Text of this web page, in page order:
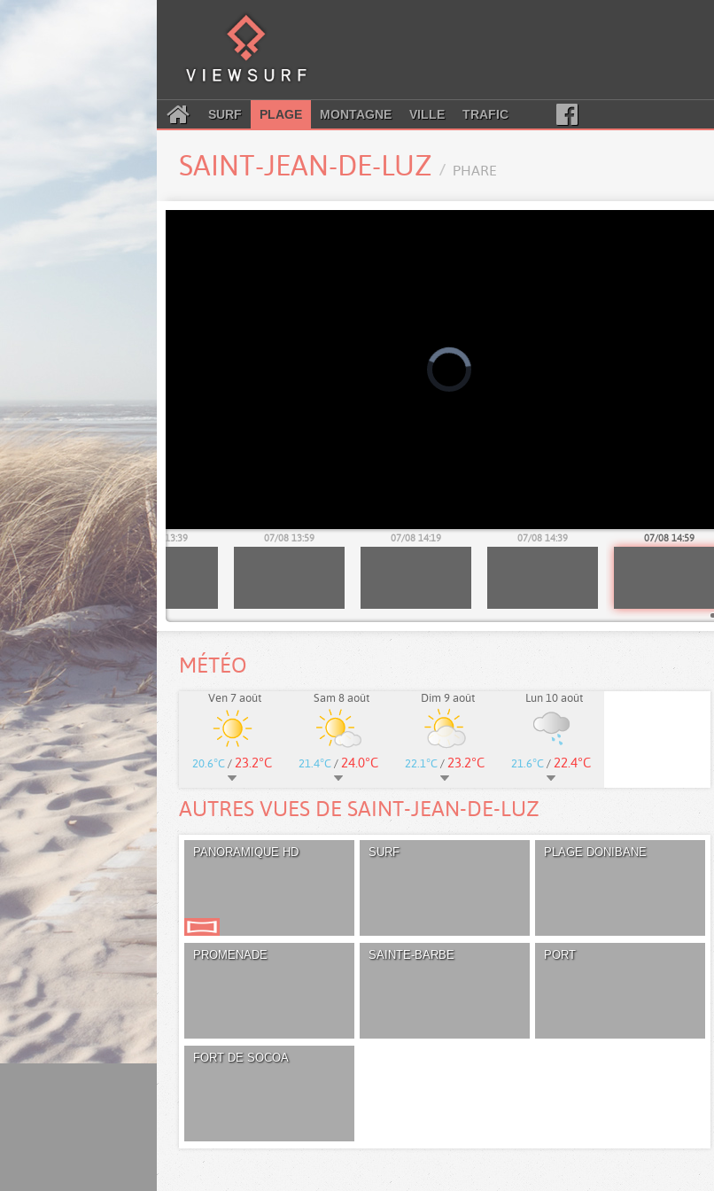
SURF PLAGE MONTAGNE VILLE TRAFIC
SAINT-JEAN-DE-LUZ PHARE
07/08 13:19 07/08 13:39 07/08 13:59 07/08 14:19 07/08 14:39 07/08 14:59
MÉTÉO
Ven 7 août
20.6°C / 23.2°C
Sam 8 août
21.4°C / 24.0°C
Dim 9 août
22.1°C / 23.2°C
Lun 10 août
21.6°C / 22.4°C
AUTRES VUES DE SAINT-JEAN-DE-LUZ
PANORAMIQUE HD SURF PLAGE DONIBANE
PROMENADE SAINTE-BARBE PORT
FORT DE SOCOA